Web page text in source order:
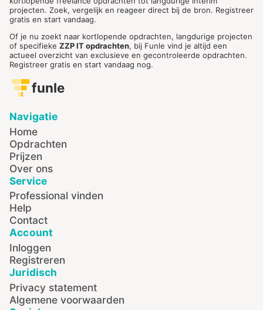
projecten. Zoek, vergelijk en reageer direct bij de bron. Registreer
gratis en start vandaag.
Of je nu zoekt naar kortlopende opdrachten, langdurige projecten
of specifieke ZZP IT opdrachten, bij Funle vind je altijd een
actueel overzicht van exclusieve en gecontroleerde opdrachten.
Registreer gratis en start vandaag nog.
funle
Navigatie
Home
Opdrachten
Prijzen
Over ons
Service
Professional vinden
Help
Contact
Account
Inloggen
Registreren
Juridisch
Privacy statement
Algemene voorwaarden